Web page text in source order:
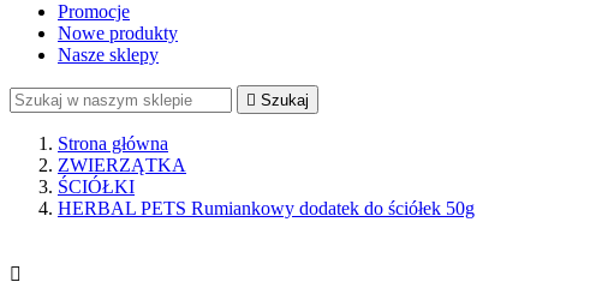
Promocje
Nowe produkty
Nasze sklepy
 Szukaj
Strona główna
ZWIERZĄTKA
ŚCIÓŁKI
HERBAL PETS Rumiankowy dodatek do ściółek 50g
